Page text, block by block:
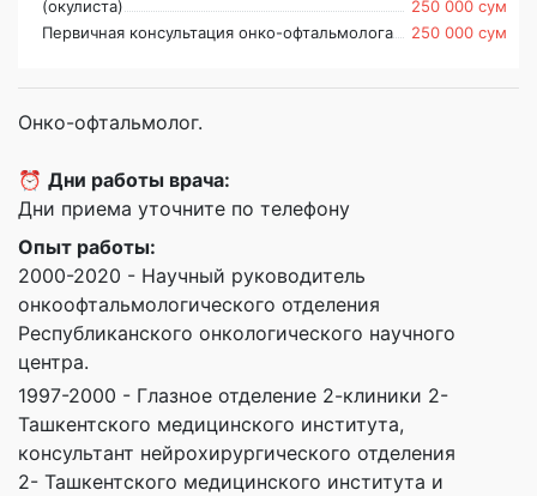
(окулиста)
250 000 сум
Первичная консультация онко-офтальмолога
250 000 сум
Онко-офтальмолог.
⏰ Дни работы врача:
Дни приема уточните по телефону
Опыт работы:
2000-2020 - Научный руководитель
онкоофтальмологического отделения
Республиканского онкологического научного
центра.
1997-2000 - Глазное отделение 2-клиники 2-
Ташкентского медицинского института,
консультант нейрохирургического отделения
2- Ташкентского медицинского института и